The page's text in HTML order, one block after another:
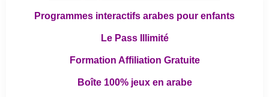
Programmes interactifs arabes pour enfants
Le Pass Illimité
Formation Affiliation Gratuite
Boîte 100% jeux en arabe